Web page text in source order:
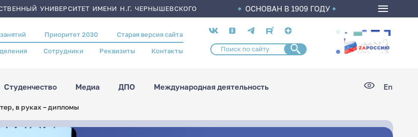
УНИВЕРСИТЕТ ИМЕНИ Н.Г. ЧЕРНЫШЕВСКОГО ОСНОВАН В 1909 ГОДУ
Приоритет 2030 Старая версия сайта
Сотрудники Реквизиты Контакты
Социальные
сети
Студенчество Медиа ДПО Международная деятельность En
в руках – дипломы